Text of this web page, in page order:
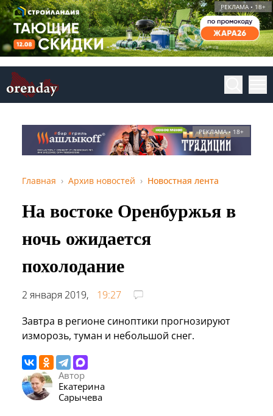
РЕКЛАМА • 18+
РЕКЛАМА • 18+
Главная Архив новостей Новостная лента
На востоке Оренбуржья в
ночь ожидается
похолодание
2 января 2019,
19:27
Завтра в регионе синоптики прогнозируют
изморозь, туман и небольшой снег.
Автор
Екатерина
Сарычева